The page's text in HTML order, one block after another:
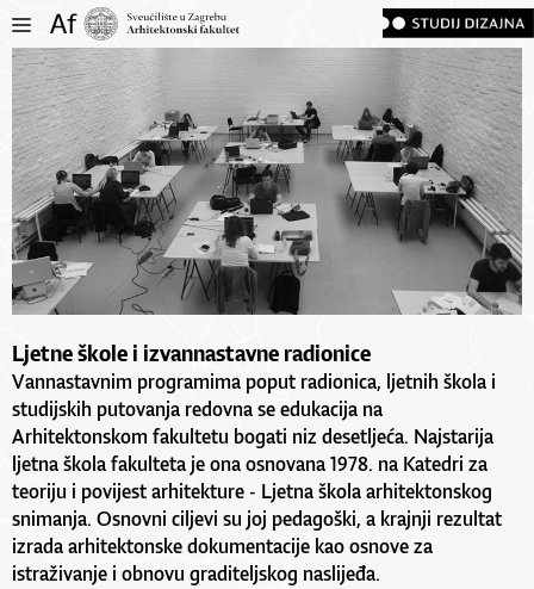
Ljetne škole i izvannastavne radionice
Vannastavnim programima poput radionica, ljetnih škola i
studijskih putovanja redovna se edukacija na
Arhitektonskom fakultetu bogati niz desetljeća. Najstarija
ljetna škola fakulteta je ona osnovana 1978. na Katedri za
teoriju i povijest arhitekture - Ljetna škola arhitektonskog
snimanja. Osnovni ciljevi su joj pedagoški, a krajnji rezultat
izrada arhitektonske dokumentacije kao osnove za
istraživanje i obnovu graditeljskog naslijeđa.